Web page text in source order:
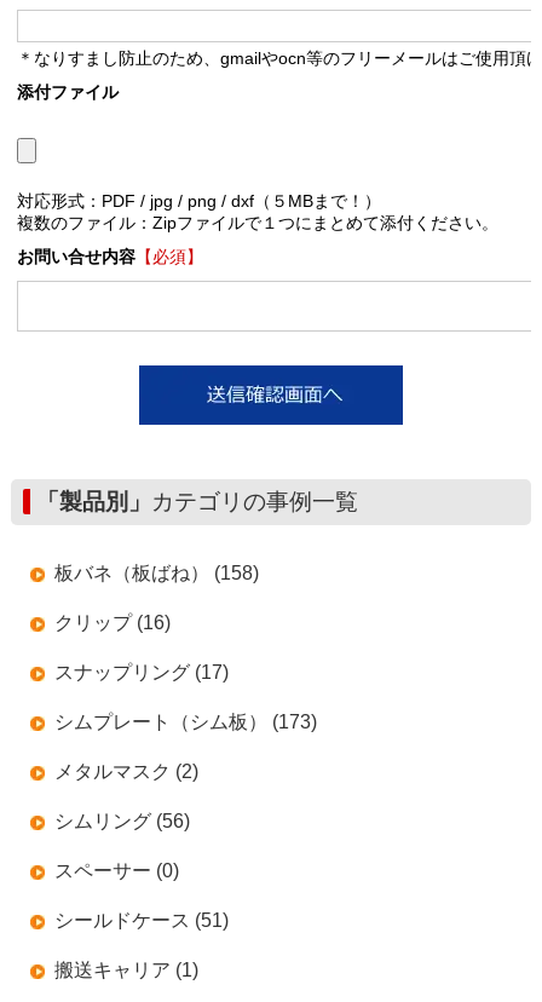
＊なりすまし防止のため、gmailやocn等のフリーメールはご使用頂
添付ファイル
対応形式：PDF / jpg / png / dxf（５MBまで！）
複数のファイル：Zipファイルで１つにまとめて添付ください。
お問い合せ内容【必須】
「製品別」 カテゴリの事例一覧
板バネ（板ばね） (158)
クリップ (16)
スナップリング (17)
シムプレート（シム板） (173)
メタルマスク (2)
シムリング (56)
スペーサー (0)
シールドケース (51)
搬送キャリア (1)